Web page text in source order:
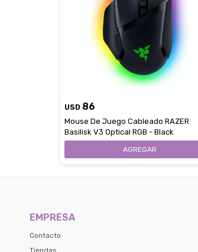
USD 86
Mouse De Juego Cableado RAZER
Basilisk V3 Optical RGB - Black
EMPRESA
Contacto
Tiendas